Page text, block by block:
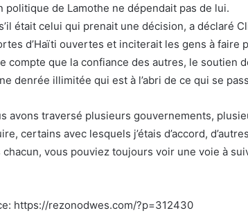
politique de Lamothe ne dépendait pas de lui.
était celui qui prenait une décision, a déclaré
d’Haïti ouvertes et inciterait les gens à faire
compte que la confiance des autres, le soutien
denrée illimitée qui est à l’abri de ce qui se
avons traversé plusieurs gouvernements,
certains avec lesquels j’étais d’accord,
chacun, vous pouviez toujours voir une voie à
https://rezonodwes.com/?p=312430